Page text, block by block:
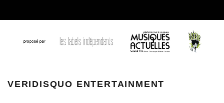
VERIDISQUO ENTERTAINMENT